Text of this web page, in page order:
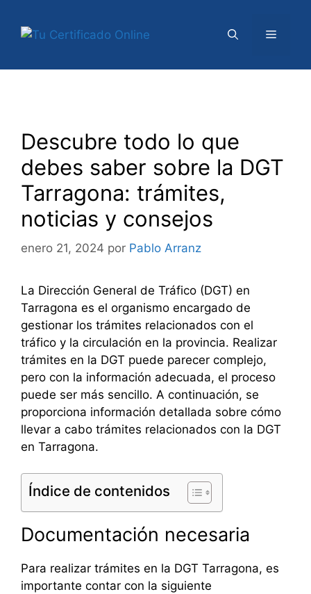
contenido
Menú
Descubre todo lo que
debes saber sobre la DGT
Tarragona: trámites,
noticias y consejos
enero 21, 2024 por Pablo Arranz
La Dirección General de Tráfico (DGT) en
Tarragona es el organismo encargado de
gestionar los trámites relacionados con el
tráfico y la circulación en la provincia. Realizar
trámites en la DGT puede parecer complejo,
pero con la información adecuada, el proceso
puede ser más sencillo. A continuación, se
proporciona información detallada sobre cómo
llevar a cabo trámites relacionados con la DGT
en Tarragona.
Índice de contenidos
Documentación necesaria
Para realizar trámites en la DGT Tarragona, es
importante contar con la siguiente